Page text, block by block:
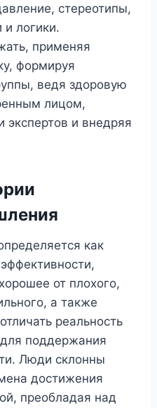
стереотипы,
и логики.
применяя
формируя
ведя здоровую
лицом,
экспертов и внедряя
как
от плохого,
а также
реальность
поддержания
Люди склонны
достижения
преобладая над